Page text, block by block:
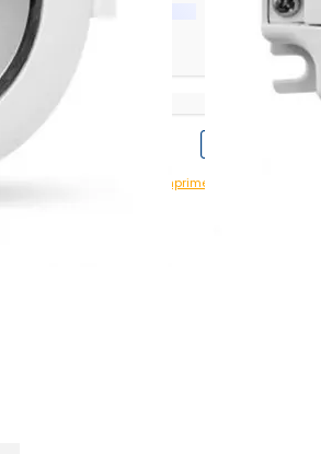
neutre
2150 lm
Imprimer avec prix